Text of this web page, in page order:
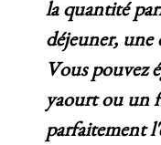
la quantité
déjeuner, une
Vous pouvez
yaourt ou un
parfaitement